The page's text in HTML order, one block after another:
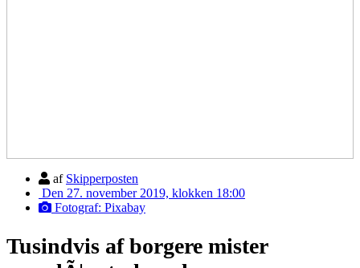
af Skipperposten
Den 27. november 2019, klokken 18:00
Fotograf: Pixabay
Tusindvis af borgere mister